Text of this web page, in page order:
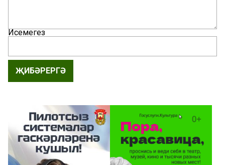
Исемегез
ҖИБӘРЕРГӘ